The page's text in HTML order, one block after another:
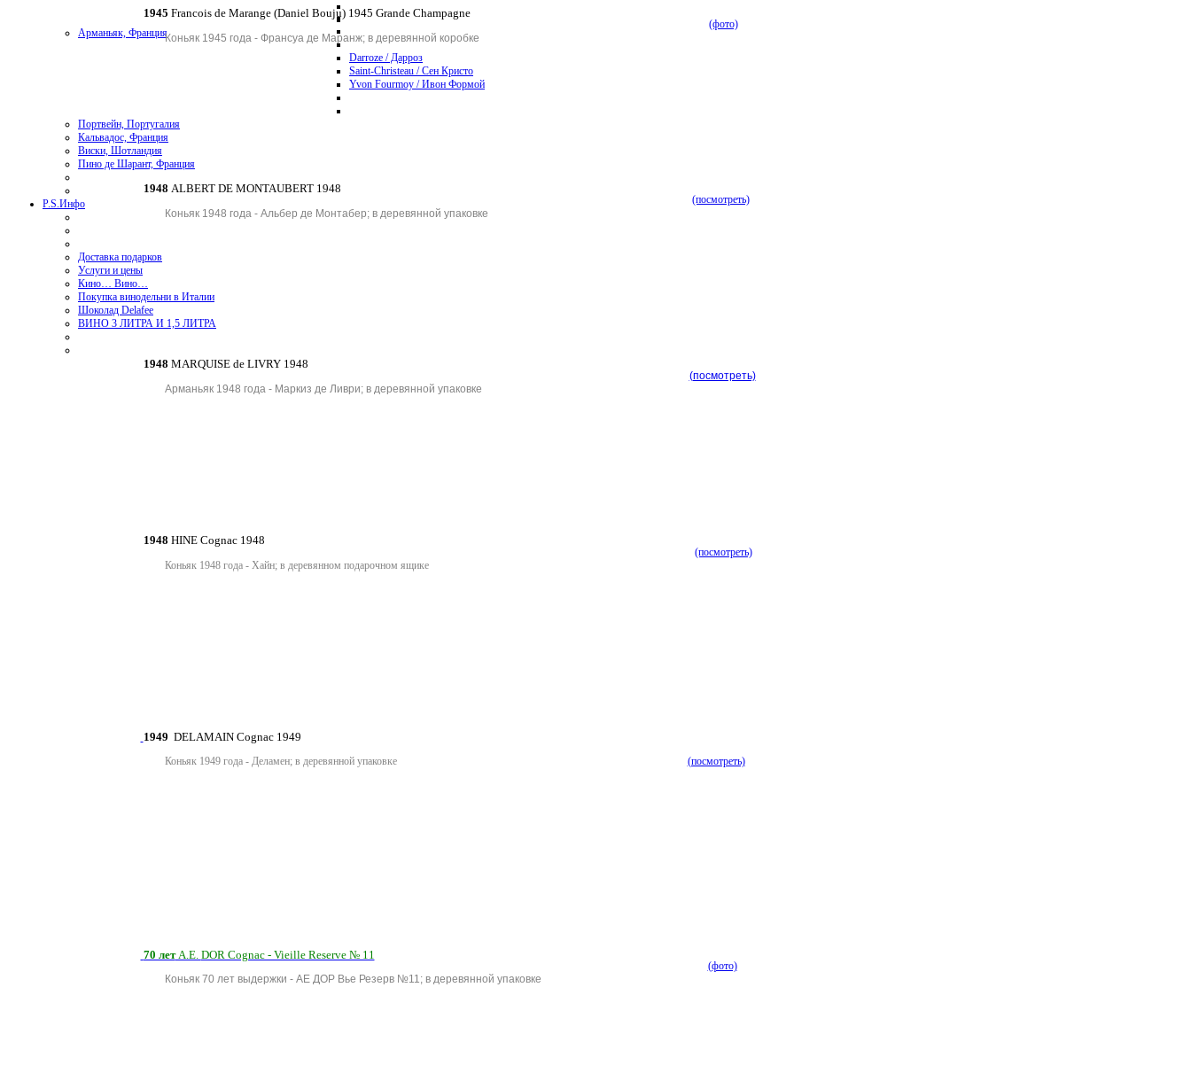
Арманьяк, Франция
Darroze / Дарроз
Saint-Christeau / Сен Кристо
Yvon Fourmoy / Ивон Формой
Портвейн, Португалия
Кальвадос, Франция
Виски, Шотландия
Пино де Шарант, Франция
P.S.Инфо
Доставка подарков
Услуги и цены
Кино… Вино…
Покупка винодельни в Италии
Шоколад Delafee
ВИНО 3 ЛИТРА И 1,5 ЛИТРА
1945 Francois de Marange (Daniel Bouju) 1945 Grande Champagne
Коньяк 1945 года - Франсуа де Маранж; в деревянной коробке
(фото)
1948 ALBERT DE MONTAUBERT 1948
Коньяк 1948 года - Альбер де Монтабер; в деревянной упаковке
(посмотреть)
1948 MARQUISE de LIVRY 1948
Арманьяк 1948 года - Маркиз де Ливри; в деревянной упаковке
(посмотреть)
1948 HINE Cognac 1948
Коньяк 1948 года - Хайн; в деревянном подарочном ящике
(посмотреть)
1949 DELAMAIN Cognac 1949
Коньяк 1949 года - Деламен; в деревянной упаковке (посмотреть)
70 летA.E. DOR Cognac - Vieille Reserve № 11
Коньяк 70 лет выдержки - АЕ ДОР Вье Резерв №11; в деревянной упаковке
(фото)